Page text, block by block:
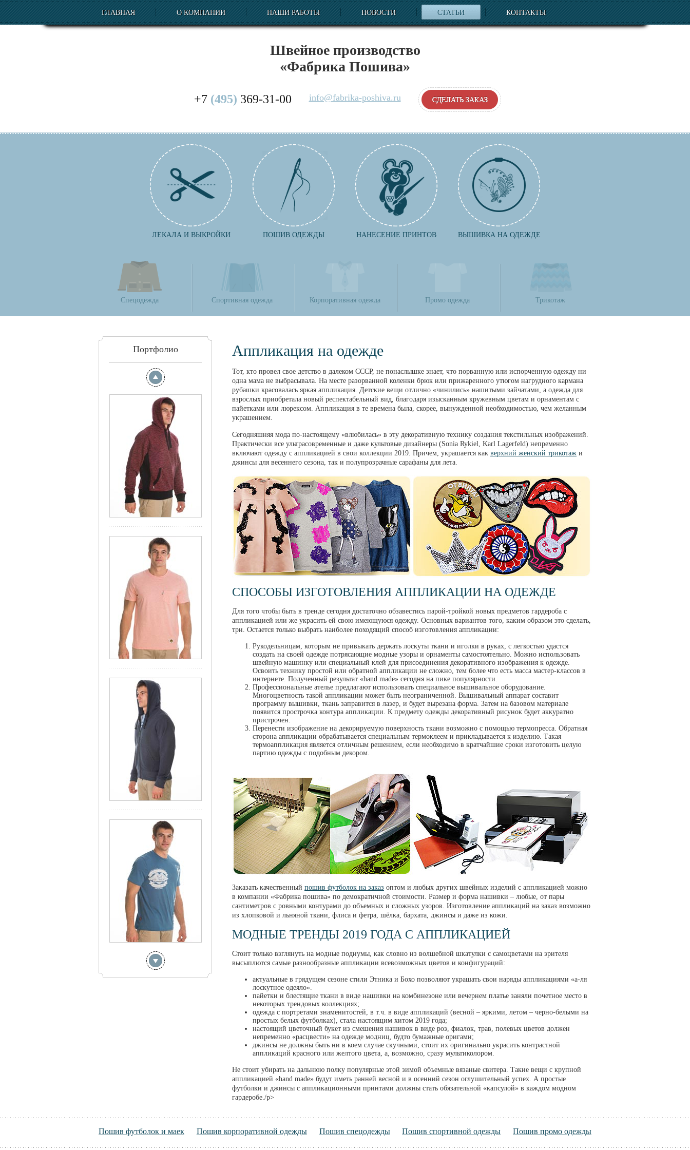
ГЛАВНАЯ О КОМПАНИИ НАШИ РАБОТЫ НОВОСТИ СТАТЬИ КОНТАКТЫ
Швейное производство
«Фабрика Пошива»
+7 (495) 369-31-00 info@fabrika-poshiva.ru
ЛЕКАЛА И ВЫКРОЙКИ ПОШИВ ОДЕЖДЫ НАНЕСЕНИЕ ПРИНТОВ ВЫШИВКА НА ОДЕЖДЕ
Спецодежда Спортивная одежда Корпоративная одежда Промо одежда Трикотаж
Аппликация на одежде
Тот, кто провел свое детство в далеком СССР, не понаслышке знает, что порванную или испорченную одежду ни
одна мама не выбрасывала. На месте разорванной коленки брюк или прижаренного утюгом нагрудного кармана
рубашки красовалась яркая аппликация. Детские вещи отлично «чинились» нашитыми зайчатами, а одежда для
взрослых приобретала новый респектабельный вид, благодаря изысканным кружевным цветам и орнаментам с
пайетками или люрексом. Аппликация в те времена была, скорее, вынужденной необходимостью, чем желанным
украшением.
Сегодняшняя мода по-настоящему «влюбилась» в эту декоративную технику создания текстильных изображений.
Практически все ультрасовременные и даже культовые дизайнеры (Sonia Rykiel, Karl Lagerfeld) непременно
включают одежду с аппликацией в свои коллекции 2019. Причем, украшается как верхний женский трикотаж и
джинсы для весеннего сезона, так и полупрозрачные сарафаны для лета.
СПОСОБЫ ИЗГОТОВЛЕНИЯ АППЛИКАЦИИ НА ОДЕЖДЕ
Для того чтобы быть в тренде сегодня достаточно обзавестись парой-тройкой новых предметов гардероба с
аппликацией или же украсить ей свою имеющуюся одежду. Основных вариантов того, каким образом это сделать,
три. Остается только выбрать наиболее походящий способ изготовления аппликации:
Рукодельницам, которым не привыкать держать лоскуты ткани и иголки в руках, с легкостью удастся
создать на своей одежде потрясающие модные узоры и орнаменты самостоятельно. Можно использовать
швейную машинку или специальный клей для присоединения декоративного изображения к одежде.
Освоить технику простой или обратной аппликации не сложно, тем более что есть масса мастер-классов в
интернете. Полученный результат «hand made» сегодня на пике популярности.
Профессиональные ателье предлагают использовать специальное вышивальное оборудование.
Многоцветность такой аппликации может быть неограниченной. Вышивальный аппарат составит
программу вышивки, ткань заправится в лазер, и будет вырезана форма. Затем на базовом материале
появится прострочка контура аппликации. К предмету одежды декоративный рисунок будет аккуратно
пристрочен.
Перенести изображение на декорируемую поверхность ткани возможно с помощью термопресса. Обратная
сторона аппликации обрабатывается специальным термоклеем и прикладывается к изделию. Такая
термоаппликация является отличным решением, если необходимо в кратчайшие сроки изготовить целую
партию одежды с подобным декором.
Заказать качественный пошив футболок на заказ оптом и любых других швейных изделий с аппликацией можно
в компании «Фабрика пошива» по демократичной стоимости. Размер и форма нашивки – любые, от пары
сантиметров с ровными контурами до объемных и сложных узоров. Изготовление аппликаций на заказ возможно
из хлопковой и льняной ткани, флиса и фетра, шёлка, бархата, джинсы и даже из кожи.
МОДНЫЕ ТРЕНДЫ 2019 ГОДА С АППЛИКАЦИЕЙ
Стоит только взглянуть на модные подиумы, как словно из волшебной шкатулки с самоцветами на зрителя
высыплются самые разнообразные аппликации всевозможных цветов и конфигураций:
актуальные в грядущем сезоне стили Этника и Бохо позволяют украшать свои наряды аппликациями «а-ля
лоскутное одеяло».
пайетки и блестящие ткани в виде нашивки на комбинезоне или вечернем платье заняли почетное место в
некоторых трендовых коллекциях;
одежда с портретами знаменитостей, в т.ч. в виде аппликаций (весной – яркими, летом – черно-белыми на
простых белых футболках), стала настоящим хитом 2019 года;
настоящий цветочный букет из смешения нашивок в виде роз, фиалок, трав, полевых цветов должен
непременно «расцвести» на одежде модниц, будто бумажные оригами;
джинсы не должны быть ни в коем случае скучными, стоит их оригинально украсить контрастной
аппликаций красного или желтого цвета, а, возможно, сразу мультиколором.
Не стоит убирать на дальнюю полку популярные этой зимой объемные вязаные свитера. Такие вещи с крупной
аппликацией «hand made» будут иметь ранней весной и в осенний сезон оглушительный успех. А простые
футболки и джинсы с аппликационными принтами должны стать обязательной «капсулой» в каждом модном
гардеробе./p>
Портфолио
Пошив футболок и маек Пошив корпоративной одежды Пошив спецодежды Пошив спортивной одежды Пошив промо одежды